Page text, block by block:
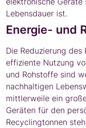
Lebensdauer ist.
Energie- und
Die Reduzierung
effiziente Nutzung
und Rohstoffe sind
nachhaltigen
mittlerweile ein
Geräten für den
Recyclingtonnen